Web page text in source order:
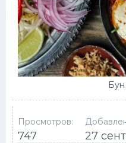
Просмотров:
747 27